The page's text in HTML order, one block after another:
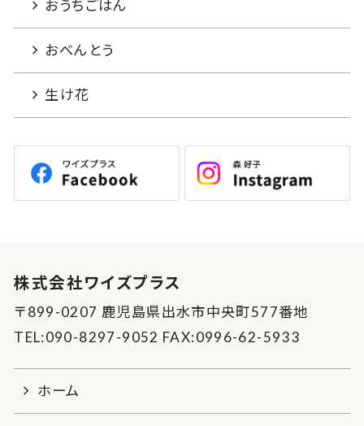
おうちごはん
おべんとう
生け花
株式会社ワイズプラス
〒899-0207 鹿児島県出水市中央町577番地
TEL:090-8297-9052 FAX:0996-62-5933
ホーム